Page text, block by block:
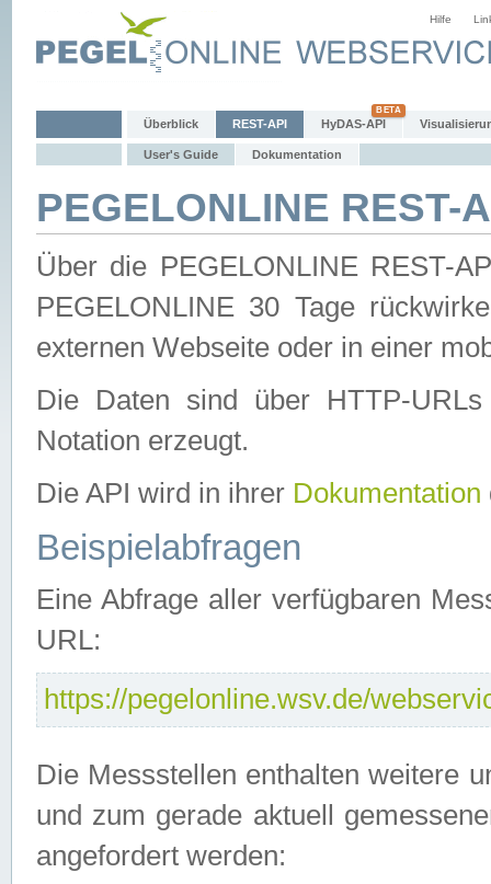
Hilfe
Überblick REST-API HyDAS-API
User's Guide Dokumentation
PEGELONLINE REST-
Über die PEGELONLINE REST-
PEGELONLINE 30 Tage
externen Webseite oder in einer
Die Daten sind über HTTP-
Notation erzeugt.
Die API wird in ihrer Dokumentation
Beispielabfragen
Eine Abfrage aller verfügbaren
URL:
https://pegelonline.wsv.de/
Die Messstellen enthalten weitere
und zum gerade aktuell
angefordert werden: